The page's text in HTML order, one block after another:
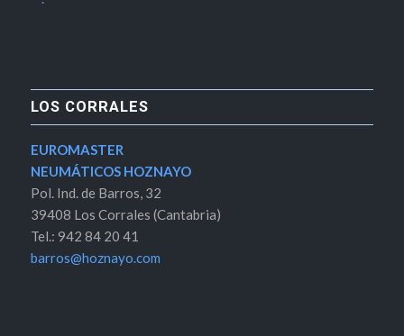
LOS CORRALES
EUROMASTER
NEUMÁTICOS HOZNAYO
Pol. Ind. de Barros, 32
39408 Los Corrales (Cantabria)
Tel.: 942 84 20 41
barros@hoznayo.com